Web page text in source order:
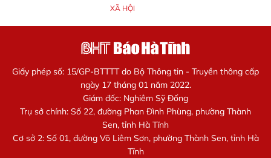
XÃ HỘI
Giấy phép số: 15/GP-BTTTT do Bộ Thông tin - Truyền thông cấp
ngày 17 tháng 01 năm 2022.
Giám đốc: Nghiêm Sỹ Đống
Trụ sở chính: Số 22, đường Phan Đình Phùng, phường Thành
Sen, tỉnh Hà Tĩnh
Cơ sở 2: Số 01, đường Võ Liêm Sơn, phường Thành Sen, tỉnh Hà
Tĩnh